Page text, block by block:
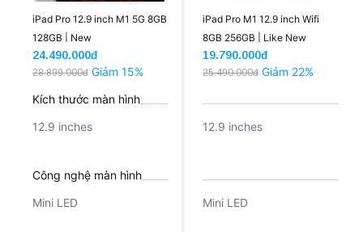
iPad Pro 12.9 inch M1 5G 8GB
128GB | New
24.490.000đ
28.899.000đ Giảm 15%
Kích thước màn hình
12.9 inches
Công nghệ màn hình
Mini LED
iPad Pro M1 12.9 inch Wifi
8GB 256GB | Like New
19.790.000đ
25.490.000đ Giảm 22%
12.9 inches
Mini LED